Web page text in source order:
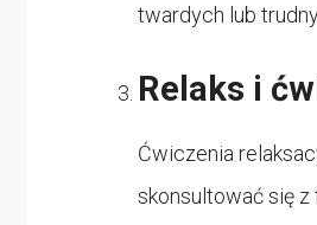
twardych lub
Relaks i
Ćwiczenia
skonsultować się